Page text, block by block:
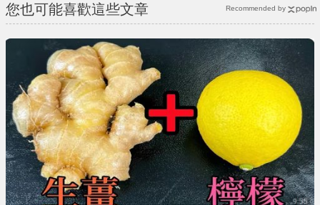
您也可能喜歡這些文章 Recommended by